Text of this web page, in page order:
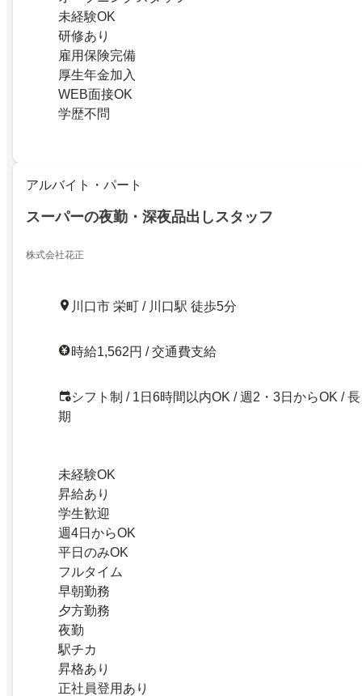
未経験OK
研修あり
雇用保険完備
厚生年金加入
WEB面接OK
学歴不問
アルバイト・パート
スーパーの夜勤・深夜品出しスタッフ
株式会社花正
川口市 栄町 / 川口駅 徒歩5分
時給1,562円 / 交通費支給
シフト制 / 1日6時間以内OK / 週2・3日からOK / 長
期
未経験OK
昇給あり
学生歓迎
週4日からOK
平日のみOK
フルタイム
早朝勤務
夕方勤務
夜勤
駅チカ
昇格あり
正社員登用あり